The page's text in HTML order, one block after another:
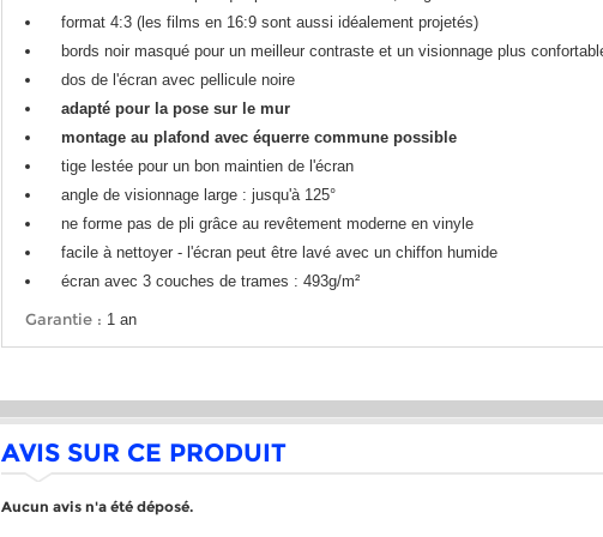
format 4:3 (les films en 16:9 sont aussi idéalement projetés)
bords noir masqué pour un meilleur contraste et un visionnage plus
dos de l'écran avec pellicule noire
adapté pour la pose sur le mur
montage au plafond avec équerre commune possible
tige lestée pour un bon maintien de l'écran
angle de visionnage large : jusqu'à 125°
ne forme pas de pli grâce au revêtement moderne en vinyle
facile à nettoyer - l'écran peut être lavé avec un chiffon humide
écran avec 3 couches de trames : 493g/m²
Garantie : 1 an
AVIS SUR CE PRODUIT
Aucun avis n'a été déposé.